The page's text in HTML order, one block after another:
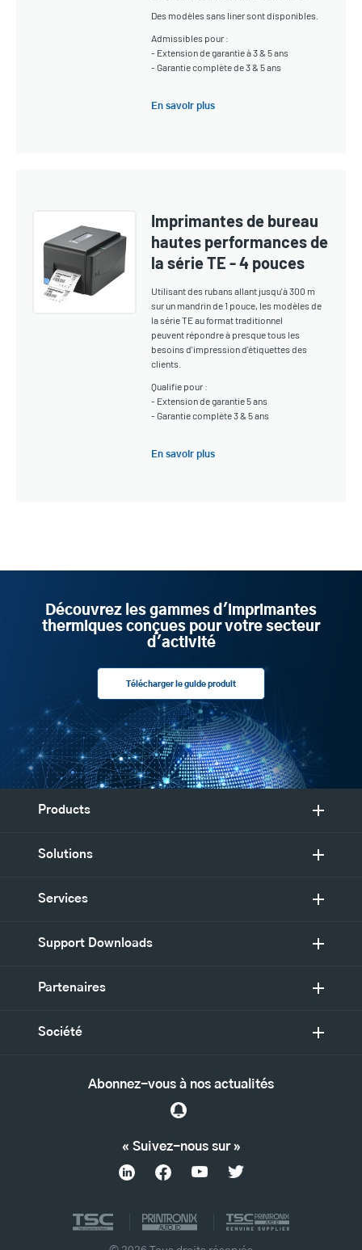
Des modèles sans liner sont disponibles.
Admissibles pour :
- Extension de garantie à 3 & 5 ans
- Garantie complète de 3 & 5 ans
En savoir plus
Imprimantes de bureau
hautes performances de
la série TE - 4 pouces
Utilisant des rubans allant jusqu'à 300 m
sur un mandrin de 1 pouce, les modèles de
la série TE au format traditionnel
peuvent répondre à presque tous les
besoins d'impression d'étiquettes des
clients.
Qualifie pour :
- Extension de garantie 5 ans
- Garantie complète 3 & 5 ans
En savoir plus
Découvrez les gammes d'imprimantes
thermiques conçues pour votre secteur
d'activité
Télécharger le guide produit
Products
Solutions
Services
Support Downloads
Partenaires
Société
« Suivez-nous sur »
Abonnez-vous à nos actualités